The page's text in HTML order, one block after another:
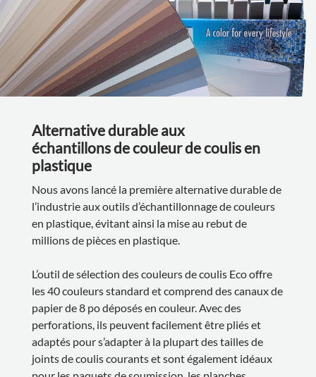
Alternative durable aux
échantillons de couleur de coulis en
plastique
Nous avons lancé la première alternative durable de
l’industrie aux outils d’échantillonnage de couleurs
en plastique, évitant ainsi la mise au rebut de
millions de pièces en plastique.
L’outil de sélection des couleurs de coulis Eco offre
les 40 couleurs standard et comprend des canaux de
papier de 8 po déposés en couleur. Avec des
perforations, ils peuvent facilement être pliés et
adaptés pour s’adapter à la plupart des tailles de
joints de coulis courants et sont également idéaux